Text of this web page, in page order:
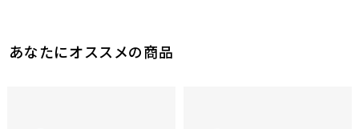
あなたにオススメの商品